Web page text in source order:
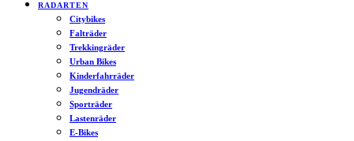
RADARTEN
Citybikes
Falträder
Trekkingräder
Urban Bikes
Kinderfahrräder
Jugendräder
Sporträder
Lastenräder
E-Bikes